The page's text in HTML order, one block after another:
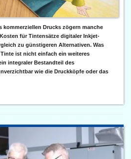
kommerziellen Drucks zögern manche
für Tintensätze digitaler Inkjet-
zu günstigeren Alternativen. Was
ist nicht einfach ein weiteres
integraler Bestandteil des
wie die Druckköpfe oder das